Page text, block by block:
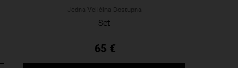
Jedna Veličina Dostupna
Set
65 €